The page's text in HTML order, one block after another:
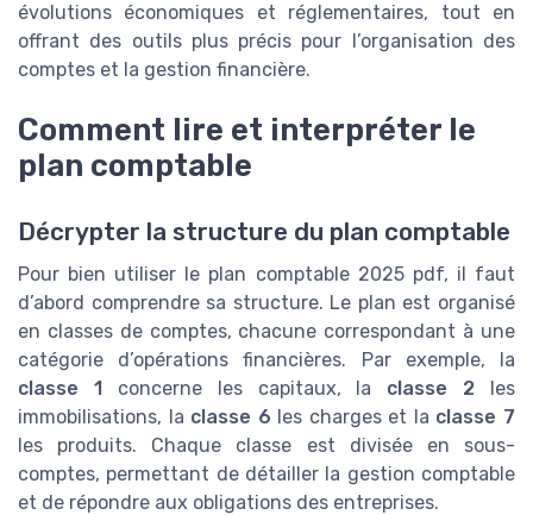
évolutions économiques et réglementaires, tout en
offrant des outils plus précis pour l’organisation des
comptes et la gestion financière.
Comment lire et interpréter le
plan comptable
Décrypter la structure du plan comptable
Pour bien utiliser le plan comptable 2025 pdf, il faut
d’abord comprendre sa structure. Le plan est organisé
en classes de comptes, chacune correspondant à une
catégorie d’opérations financières. Par exemple, la
classe 1concerne les capitaux, la classe 2 les
immobilisations, la classe 6 les charges et la classe 7
les produits. Chaque classe est divisée en sous-
comptes, permettant de détailler la gestion comptable
et de répondre aux obligations des entreprises.